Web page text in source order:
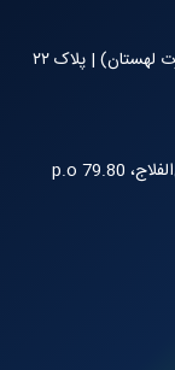
تهران | جردن | بلوار مینا (روبروی سفارت لهستان) | پلاک ۲۲